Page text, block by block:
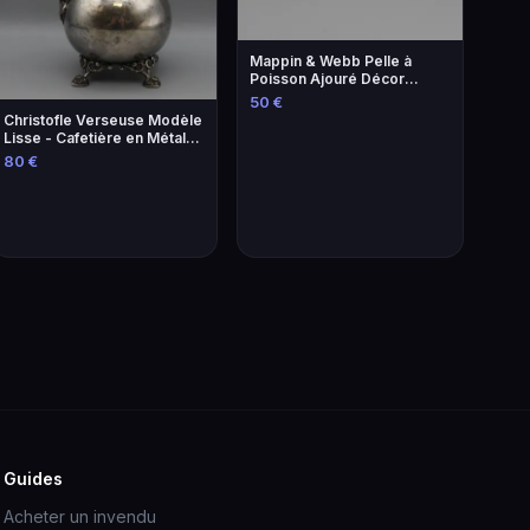
Christofle Verseuse Modèle
Lisse - Cafetière en Métal
Argenté
80 €
Mappin & Webb Pelle à
Poisson Ajouré Décor
Saumon - Argenterie
50 €
Guides
Acheter un invendu